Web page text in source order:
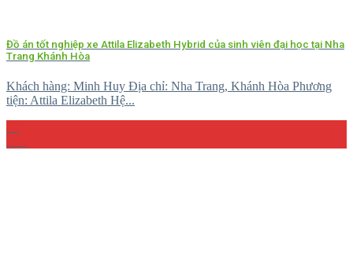
Đồ án tốt nghiệp xe Attila Elizabeth Hybrid của sinh viên đại học tại Nha
Trang Khánh Hòa
Khách hàng: Minh Huy Địa chỉ: Nha Trang, Khánh Hòa Phương
tiện: Attila Elizabeth Hệ...